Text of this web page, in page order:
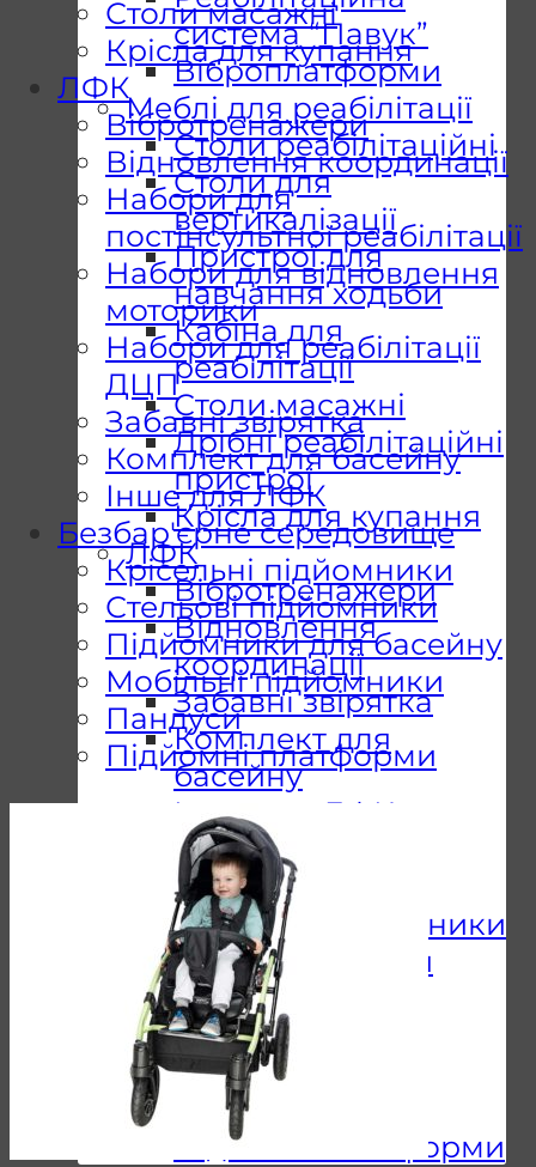
система “Павук”
Віброплатформи
Меблі для реабілітації
Столи реабілітаційні
Столи для
вертикалізації
Пристрої для
навчання ходьби
Кабіна для
реабілітації
Столи масажні
Дрібні реабілітаційні
пристрої
Крісла для купання
ЛФК
Вібротренажери
Відновлення
координації
Забавні звірятка
Комплект для
басейну
Інше для ЛФК
Безбар’єрне
середовище
Стельові підйомники
Підйомники для
басейну
Мобільні
підйомники
Пандуси
Підйомні платформи
Столи масажні
Крісла для купання
ЛФК
Вібротренажери
Відновлення координації
Набори для
постінсультної реабілітації
Набори для відновлення
моторики
Набори для реабілітації
ДЦП
Забавні звірятка
Комплект для басейну
Інше для ЛФК
Безбар'єрне середовище
Крісельні підйомники
Стельові підйомники
Підйомники для басейну
Мобільні підйомники
Пандуси
Підйомні платформи